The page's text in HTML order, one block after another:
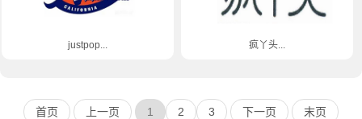
justpop... 疯丫头...
首页 上一页 1 2 3 下一页 末页